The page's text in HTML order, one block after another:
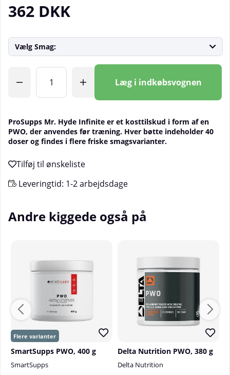
362 DKK
Vælg Smag:
Læg i indkøbsvognen
ProSupps Mr. Hyde Infinite er et kosttilskud i form af en
PWO, der anvendes før træning. Hver bøtte indeholder 40
doser og findes i flere friske smagsvarianter.
Leveringtid: 1-2 arbejdsdage
Andre kiggede også på
SmartSupps PWO, 400 g
SmartSupps
Delta Nutrition PWO, 380 g
Delta Nutrition